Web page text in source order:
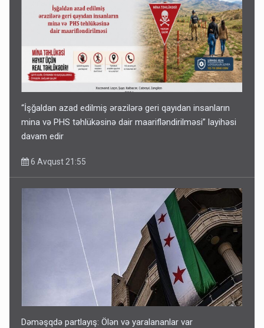
“İşğaldan azad edilmiş ərazilərə geri qayıdan insanların
mina və PHS təhlükəsinə dair maarifləndirilməsi” layihəsi
davam edir
6 Avqust 21:55
Dəməşqdə partlayış: Ölən və yaralananlar var